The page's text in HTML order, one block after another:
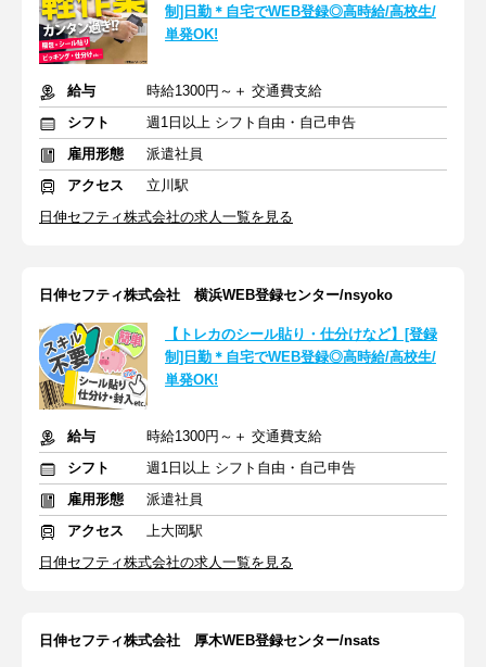
制]日勤＊自宅でWEB登録◎高時給/高校生/
単発OK!
給与
時給1300円～＋ 交通費支給
シフト
週1日以上 シフト自由・自己申告
雇用形態
派遣社員
アクセス
立川駅
日伸セフティ株式会社の求人一覧を見る
日伸セフティ株式会社 横浜WEB登録センター/nsyoko
【トレカのシール貼り・仕分けなど】[登録
制]日勤＊自宅でWEB登録◎高時給/高校生/
単発OK!
給与
時給1300円～＋ 交通費支給
シフト
週1日以上 シフト自由・自己申告
雇用形態
派遣社員
アクセス
上大岡駅
日伸セフティ株式会社の求人一覧を見る
日伸セフティ株式会社 厚木WEB登録センター/nsats